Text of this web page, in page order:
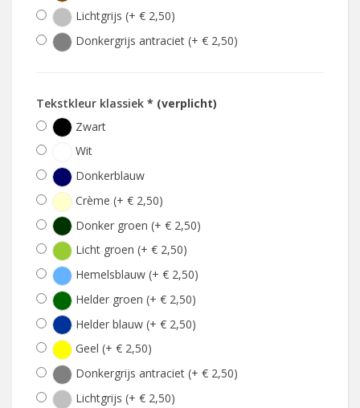
Lichtgrijs (+ € 2,50)
Donkergrijs antraciet (+ € 2,50)
Tekstkleur klassiek * (verplicht)
Zwart
Wit
Donkerblauw
Crème (+ € 2,50)
Donker groen (+ € 2,50)
Licht groen (+ € 2,50)
Hemelsblauw (+ € 2,50)
Helder groen (+ € 2,50)
Helder blauw (+ € 2,50)
Geel (+ € 2,50)
Donkergrijs antraciet (+ € 2,50)
Lichtgrijs (+ € 2,50)